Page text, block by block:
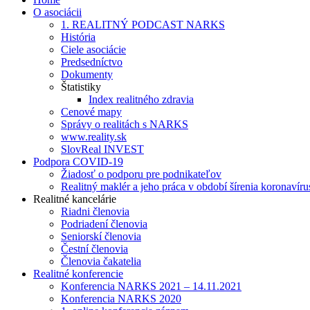
O asociácii
1. REALITNÝ PODCAST NARKS
História
Ciele asociácie
Predsedníctvo
Dokumenty
Štatistiky
Index realitného zdravia
Cenové mapy
Správy o realitách s NARKS
www.reality.sk
SlovReal INVEST
Podpora COVID-19
Žiadosť o podporu pre podnikateľov
Realitný maklér a jeho práca v období šírenia
Realitné kancelárie
Riadni členovia
Podriadení členovia
Seniorskí členovia
Čestní členovia
Členovia čakatelia
Realitné konferencie
Konferencia NARKS 2021 – 14.11.2021
Konferencia NARKS 2020